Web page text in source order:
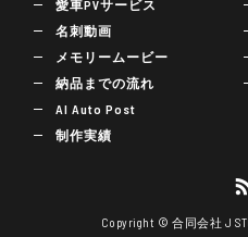
愛車PVサービス
名刺動画
メモリームービー
納品までの流れ
AI Auto Post
制作実績
Copyright © 合同会社 J